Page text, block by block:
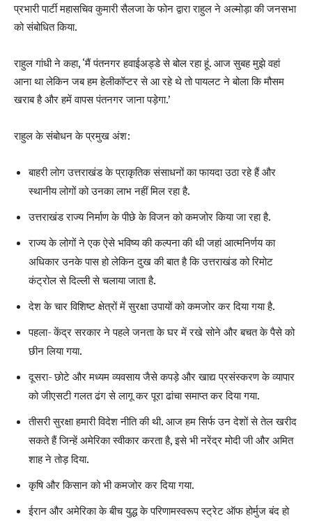
प्रभारी पार्टी महासचिव कुमारी सैलजा के फोन द्वारा राहुल ने अल्मोड़ा की जनसभा
को संबोधित किया.
राहुल गांधी ने कहा, ‘मैं पंतनगर हवाईअड्डे से बोल रहा हूं. आज सुबह मुझे वहां
आना था लेकिन जब हम हेलीकॉप्टर से आ रहे थे तो पायलट ने बोला कि मौसम
खराब है और हमें वापस पंतनगर जाना पड़ेगा.’
राहुल के संबोधन के प्रमुख अंश:
बाहरी लोग उत्तराखंड के प्राकृतिक संसाधनों का फायदा उठा रहे हैं और
स्थानीय लोगों को उनका लाभ नहीं मिल रहा है.
उत्तराखंड राज्य निर्माण के पीछे के विजन को कमजोर किया जा रहा है.
राज्य के लोगों ने एक ऐसे भविष्य की कल्पना की थी जहां आत्मनिर्णय का
अधिकार उनके पास हो लेकिन दुख की बात है कि उत्तराखंड को रिमोट
कंट्रोल से दिल्ली से चलाया जाता है.
देश के चार विशिष्ट क्षेत्रों में सुरक्षा उपायों को कमजोर कर दिया गया है.
पहला- केंद्र सरकार ने पहले जनता के घर में रखे सोने और बचत के पैसे को
छीन लिया गया.
दूसरा- छोटे और मध्यम व्यवसाय जैसे कपड़े और खाद्य प्रसंस्करण के व्यापार
को जीएसटी गलत ढंग से लागू कर पूरा ढांचा समाप्त कर दिया गया.
तीसरी सुरक्षा हमारी विदेश नीति की थी. आज हम सिर्फ उन देशों से तेल खरीद
सकते हैं जिन्हें अमेरिका स्वीकार करता है, इसे भी नरेंद्र मोदी जी और अमित
शाह ने तोड़ दिया.
कृषि और किसान को भी कमजोर कर दिया गया.
ईरान और अमेरिका के बीच युद्ध के परिणामस्वरूप स्ट्रेट ऑफ होर्मुज बंद हो